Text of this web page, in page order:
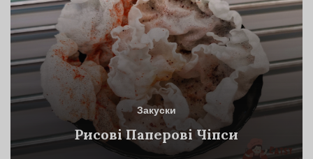
Закуски
Рисові Паперові Чіпси